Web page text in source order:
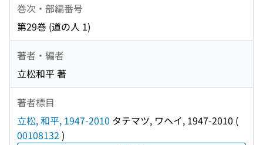
巻次・部編番号
第29巻 (道の人 1)
著者・編者
立松和平 著
著者標目
立松, 和平, 1947-2010 タテマツ, ワヘイ, 1947-2010 (
00108132 )